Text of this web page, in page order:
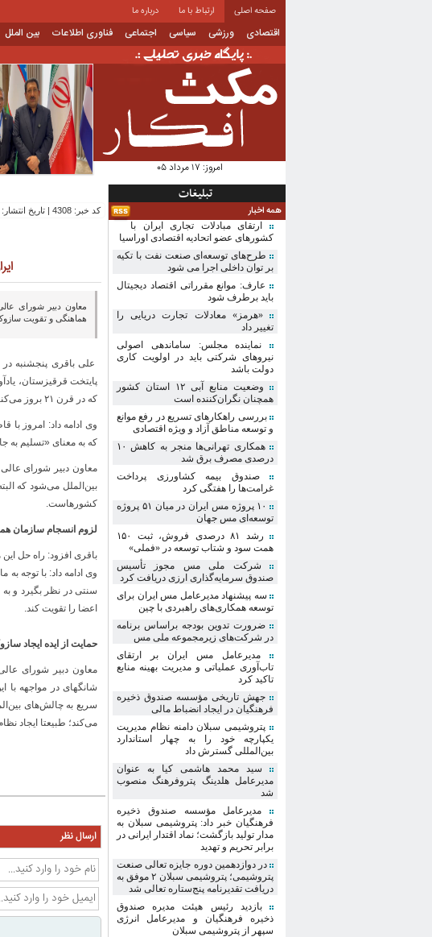
صفحه اصلی ارتباط با ما درباره ما
اقتصادی ورزشی سیاسی اجتماعی فناوری اطلاعات بین الملل
امروز:
کد خبر: 4308 | تاریخ انتشار: 1405-02-24
معاون دبیر شورای
هماهنگی و تقویت
علی باقری پنجشنبه
پایتخت قرقیزستان،
که در قرن ۲۱ بروز می‌کنند.
که به معنای «تسلیم به
معاون دبیر شورای
بین‌الملل می‌شود که
کشورهاست.
لزوم انسجام سازمان
باقری افزود: راه حل
وی ادامه داد: با توجه
سنتی در نظر بگیرد و
اعضا را تقویت کند.
حمایت از ایده ایجاد
معاون دبیر شورای
شانگهای در مواجهه با
سریع به چالش‌های
می‌کند؛ طبیعتا ایجاد
ارسال نظر
تبلیغات
همه اخبار
ارتقای مبادلات تجاری ایران با
کشورهای عضو اتحادیه اقتصادی اوراسیا
طرح‌های توسعه‌ای صنعت نفت با تکیه
بر توان داخلی اجرا می شود
عارف: موانع مقرراتی اقتصاد دیجیتال
باید برطرف شود
«هرمز» معادلات تجارت دریایی را
تغییر داد
نماینده مجلس: ساماندهی اصولی
نیروهای شرکتی باید در اولویت کاری
دولت باشد
وضعیت منابع آبی ۱۲ استان کشور
همچنان نگران‌کننده است
بررسی راهکارهای تسریع در رفع موانع
و توسعه مناطق آزاد و ویژه اقتصادی
همکاری تهرانی‌ها منجر به کاهش ۱۰
درصدی مصرف برق شد
صندوق بیمه کشاورزی پرداخت
غرامت‌ها را هفتگی کرد
۱۰ پروژه مس ایران در میان ۵۱ پروژه
توسعه‌ای مس جهان
رشد ۸۱ درصدی فروش، ثبت ۱۵۰
همت سود و شتاب توسعه در «فملی»
شرکت ملی مس مجوز تأسیس
صندوق سرمایه‌گذاری ارزی دریافت کرد
سه پیشنهاد مدیرعامل مس ایران برای
توسعه همکاری‌های راهبردی با چین
ضرورت تدوین بودجه براساس برنامه
در شرکت‌های زیرمجموعه ملی مس
مدیرعامل مس ایران بر ارتقای
تاب‌آوری عملیاتی و مدیریت بهینه منابع
تاکید کرد
جهش تاریخی مؤسسه صندوق ذخیره
فرهنگیان در ایجاد انضباط مالی
پتروشیمی سبلان دامنه نظام مدیریت
یکپارچه خود را به چهار استاندارد
بین‌المللی گسترش داد
سید محمد هاشمی کیا به عنوان
مدیرعامل هلدینگ پتروفرهنگ منصوب
شد
مدیرعامل مؤسسه صندوق ذخیره
فرهنگیان خبر داد: پتروشیمی سبلان به
مدار تولید بازگشت؛ نماد اقتدار ایرانی در
برابر تحریم و تهدید
در دوازدهمین دوره جایزه تعالی صنعت
پتروشیمی؛ پتروشیمی سبلان ۲ موفق به
دریافت تقدیرنامه پنج‌ستاره تعالی شد
بازدید رئیس هیئت مدیره صندوق
ذخیره فرهنگیان و مدیرعامل انرژی
سپهر از پتروشیمی سبلان